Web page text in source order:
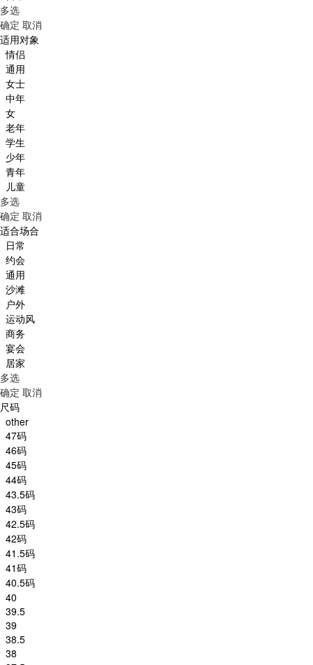
多选
确定 取消
适用对象
情侣
通用
女士
中年
女
老年
学生
少年
青年
儿童
多选
确定 取消
适合场合
日常
约会
通用
沙滩
户外
运动风
商务
宴会
居家
多选
确定 取消
尺码
other
47码
46码
45码
44码
43.5码
43码
42.5码
42码
41.5码
41码
40.5码
40
39.5
39
38.5
38